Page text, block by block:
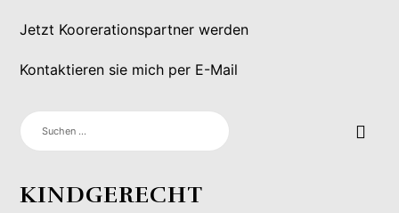
Jetzt Koorerationspartner werden
Kontaktieren sie mich per E-Mail
SUCHEN
NACH:
KINDGERECHT